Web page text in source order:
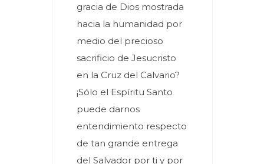
gracia de Dios mostrada
hacia la humanidad por
medio del precioso
sacrificio de Jesucristo
en la Cruz del Calvario?
¡Sólo el Espíritu Santo
puede darnos
entendimiento respecto
de tan grande entrega
del Salvador por ti y por